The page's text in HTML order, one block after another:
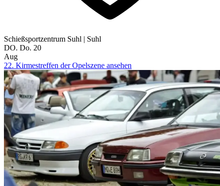
Schießsportzentrum Suhl | Suhl
DO. Do. 20
Aug
22. Kirmestreffen der Opelszene ansehen